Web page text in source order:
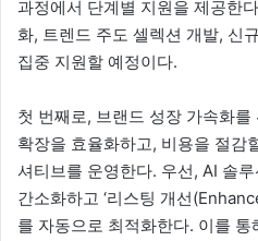
과정에서 단계별 지원을 제공한
화, 트렌드 주도 셀렉션 개발, 신
집중 지원할 예정이다.
첫 번째로, 브랜드 성장 가속화
확장을 효율화하고, 비용을 절감
셔티브를 운영한다. 우선, AI 솔
간소화하고 ‘리스팅 개선
를 자동으로 최적화한다. 이를